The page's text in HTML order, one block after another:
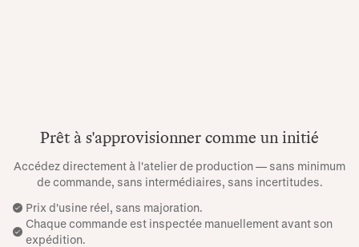
Prêt à s'approvisionner comme un initié
Accédez directement à l'atelier de production — sans minimum
de commande, sans intermédiaires, sans incertitudes.
Prix ​​d'usine réel, sans majoration.
Chaque commande est inspectée manuellement avant son
expédition.